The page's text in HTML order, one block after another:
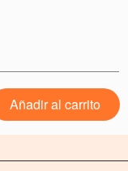
Añadir al carrito